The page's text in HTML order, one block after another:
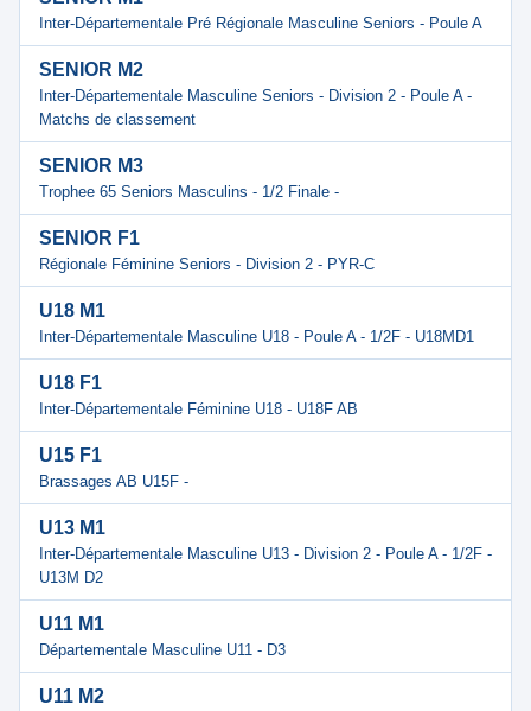
Inter-Départementale Pré Régionale Masculine Seniors - Poule A
SENIOR M2
Inter-Départementale Masculine Seniors - Division 2 - Poule A -
Matchs de classement
SENIOR M3
Trophee 65 Seniors Masculins - 1/2 Finale -
SENIOR F1
Régionale Féminine Seniors - Division 2 - PYR-C
U18 M1
Inter-Départementale Masculine U18 - Poule A - 1/2F - U18MD1
U18 F1
Inter-Départementale Féminine U18 - U18F AB
U15 F1
Brassages AB U15F -
U13 M1
Inter-Départementale Masculine U13 - Division 2 - Poule A - 1/2F -
U13M D2
U11 M1
Départementale Masculine U11 - D3
U11 M2